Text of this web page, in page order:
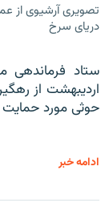
تصویری آرشیوی از
دریای سرخ
اردیبهشت از
حوثی‌ مورد حمایت
ادامه خبر